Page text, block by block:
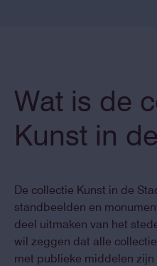
Wat is de
Kunst in
De collectie Kunst in de
standbeelden en
deel uitmaken van het
wil zeggen dat alle
met publieke middelen zijn